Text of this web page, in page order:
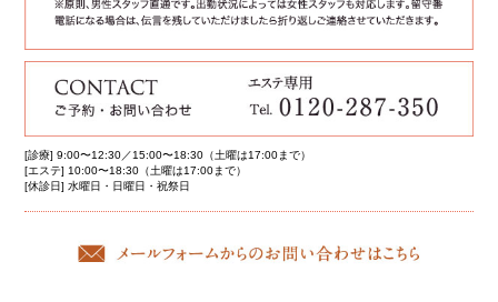
[診療] 9:00〜12:30／15:00〜18:30（土曜は17:00まで）
[エステ] 10:00〜18:30（土曜は17:00まで）
[休診日] 水曜日・日曜日・祝祭日